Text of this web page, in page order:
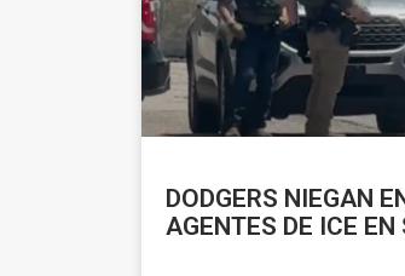
DODGERS NIEGAN
AGENTES DE ICE EN